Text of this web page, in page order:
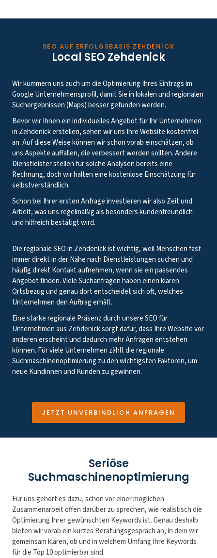
SEO AUF ERFOLGSBASIS ZEHDENICK
Local SEO Zehdenick
Wir kümmern uns auch um die Optimierung Ihres Eintrags im
Google Unternehmensprofil, damit Sie in lokalen und regionalen
Suchergebnissen (Maps) besser gefunden werden.
Bevor wir Ihnen ein individuelles Angebot für Ihr Unternehmen
in Zehdenick erstellen, sehen wir uns Ihre Website kostenfrei
an. Auf diese Weise können wir schon vorab einschätzen, ob
uns Aspekte auffallen, die verbessert werden sollten. Andere
Dienstleister stellen für solche Analysen bereits eine
Rechnung, doch wir halten eine kostenlose Einschätzung für
selbstverständlich.
Schon bei Ihrer ersten Anfrage investieren wir also Zeit und
Arbeit, was uns regelmäßig als besonders kundenfreundlich
und hilfreich bestätigt wird.
Die regionale SEO in Zehdenick ist wichtig, weil Menschen fast
immer direkt in der Nähe nach Dienstleistungen suchen und
häufig direkt Kontakt aufnehmen, wenn sie ein passendes
Angebot finden. Viele Suchanfragen haben einen klaren
Ortsbezug und genau dort entscheidet sich oft, welches
Unternehmen den Auftrag erhält.
Eine starke regionale Präsenz durch unsere SEO für
Unternehmen aus Zehdenick sorgt dafür, dass Ihre Website vor
anderen erscheint und dadurch mehr Anfragen entstehen
können. Für viele Unternehmen zählt die regionale
Suchmaschinenoptimierung zu den wichtigsten Faktoren, um
neue Kundinnen und Kunden zu gewinnen.
JETZT UNVERBINDLICH ANFRAGEN
Seriöse
Suchmaschinenoptimierung
Für uns gehört es dazu, schon vor einer möglichen
Zusammenarbeit offen darüber zu sprechen, wie realistisch die
Optimierung Ihrer gewünschten Keywords ist. Genau deshalb
bieten wir vorab ein kurzes Beratungsgespräch an, in dem wir
gemeinsam klären, ob und in welchem Umfang Ihre Keywords
für die Top 10 optimierbar sind.